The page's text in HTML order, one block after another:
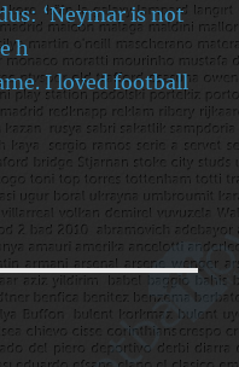
‘Neymar is not
h
I loved football